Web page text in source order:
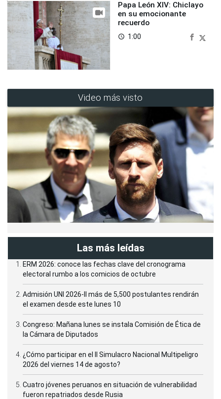
Papa León XIV: Chiclayo
en su emocionante
recuerdo
access_time 1:00
Video más visto
Las más leídas
ERM 2026: conoce las fechas clave del cronograma
electoral rumbo a los comicios de octubre
Admisión UNI 2026-II más de 5,500 postulantes rendirán
el examen desde este lunes 10
Congreso: Mañana lunes se instala Comisión de Ética de
la Cámara de Diputados
¿Cómo participar en el II Simulacro Nacional Multipeligro
2026 del viernes 14 de agosto?
Cuatro jóvenes peruanos en situación de vulnerabilidad
fueron repatriados desde Rusia